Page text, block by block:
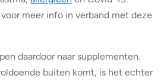
meer info in verband met deze
daardoor naar supplementen.
buiten komt, is het echter